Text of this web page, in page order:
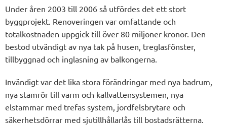
Under åren 2003 till 2006 så utfördes det ett stort
byggprojekt. Renoveringen var omfattande och
totalkostnaden uppgick till över 80 miljoner kronor. Den
bestod utvändigt av nya tak på husen, treglasfönster,
tillbyggnad och inglasning av balkongerna.
Invändigt var det lika stora förändringar med nya badrum,
nya stamrör till varm och kallvattensystemen, nya
elstammar med trefas system, jordfelsbrytare och
säkerhetsdörrar med sjutillhållarlås till bostadsrätterna.